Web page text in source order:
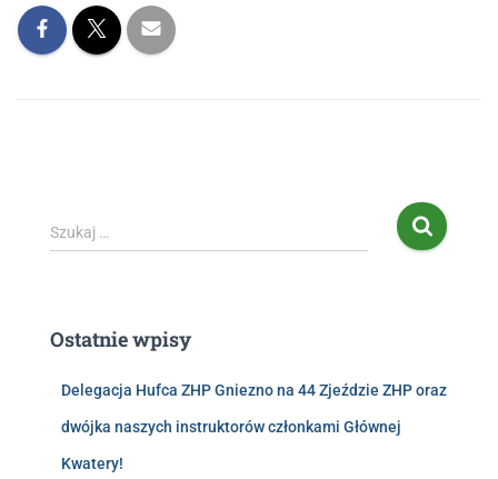
Szukaj …
Ostatnie wpisy
Delegacja Hufca ZHP Gniezno na 44 Zjeździe ZHP oraz
dwójka naszych instruktorów członkami Głównej
Kwatery!